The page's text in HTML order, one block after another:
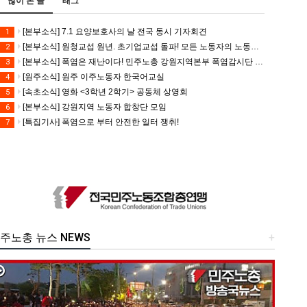
1 [본부소식] 7.1 요양보호사의 날 전국 동시 기자회견
2 [본부소식] 원청교섭 원년. 초기업교섭 돌파! 모든 노동자의 노동기본권 쟁취! 민주노총 7.15 총파업대회
3 [본부소식] 폭염은 재난이다! 민주노총 강원지역본부 폭염감시단 선포 기자회견
4 [원주소식] 원주 이주노동자 한국어교실
5 [속초소식] 영화 <3학년 2학기> 공동체 상영회
6 [본부소식] 강원지역 노동자 합창단 모임
7 [특집기사] 폭염으로 부터 안전한 일터 쟁취!
+
노총 뉴스 NEWS